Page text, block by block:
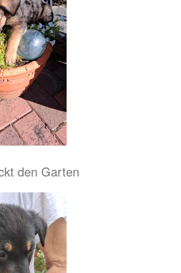
den Garten